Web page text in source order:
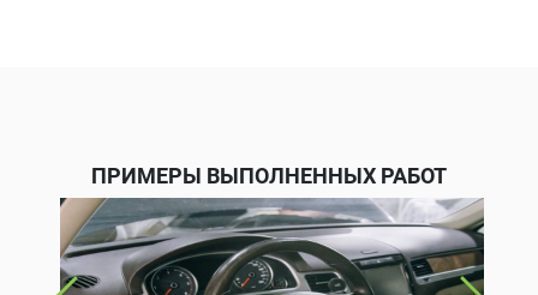
ПРИМЕРЫ ВЫПОЛНЕННЫХ РАБОТ